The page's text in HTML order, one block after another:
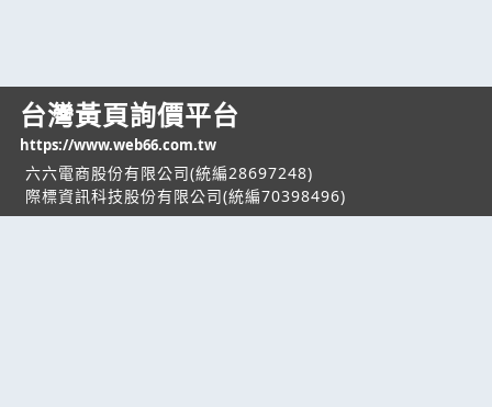
台灣黃頁詢價平台
https://www.web66.com.tw
六六電商股份有限公司(統編28697248)
際標資訊科技股份有限公司(統編70398496)